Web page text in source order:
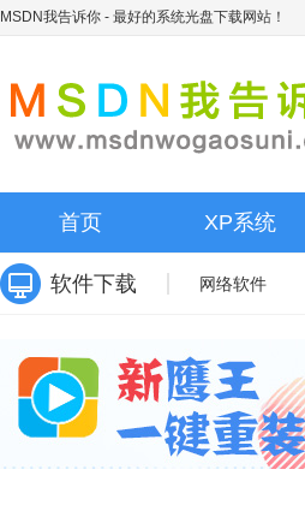
MSDN我告诉你 - 最好的系统光盘下载网站！
首页 XP系统
软件下载 网络软件